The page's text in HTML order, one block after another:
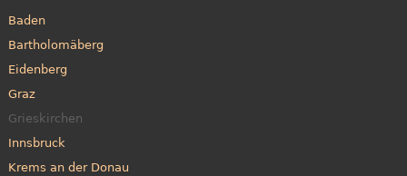
Baden
Bartholomäberg
Eidenberg
Graz
Grieskirchen
Innsbruck
Krems an der Donau